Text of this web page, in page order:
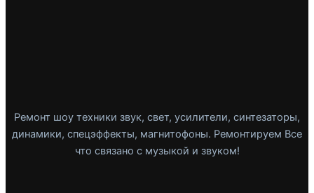
Ремонт шоу техники звук, свет, усилители, синтезаторы,
динамики, спецэффекты, магнитофоны. Ремонтируем Все
что связано с музыкой и звуком!